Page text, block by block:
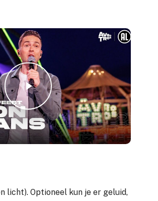
Play Video
licht). Optioneel kun je er geluid,